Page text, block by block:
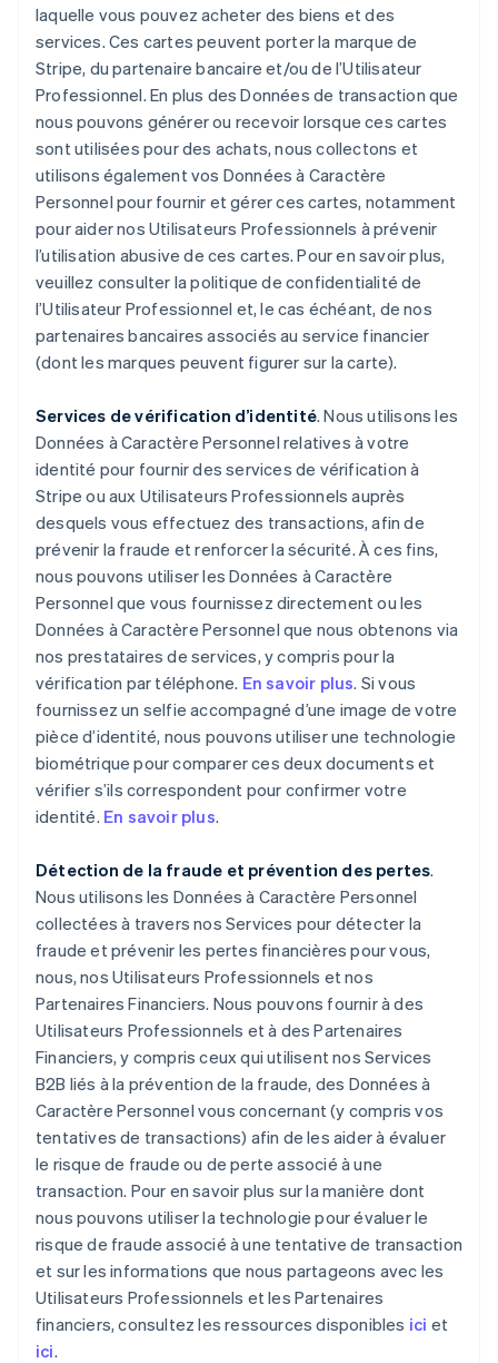
laquelle vous pouvez acheter des biens et des
services. Ces cartes peuvent porter la marque de
Stripe, du partenaire bancaire et/ou de l’Utilisateur
Professionnel. En plus des Données de transaction que
nous pouvons générer ou recevoir lorsque ces cartes
sont utilisées pour des achats, nous collectons et
utilisons également vos Données à Caractère
Personnel pour fournir et gérer ces cartes, notamment
pour aider nos Utilisateurs Professionnels à prévenir
l’utilisation abusive de ces cartes. Pour en savoir plus,
veuillez consulter la politique de confidentialité de
l’Utilisateur Professionnel et, le cas échéant, de nos
partenaires bancaires associés au service financier
(dont les marques peuvent figurer sur la carte).
Services de vérification d’identité. Nous utilisons les
Données à Caractère Personnel relatives à votre
identité pour fournir des services de vérification à
Stripe ou aux Utilisateurs Professionnels auprès
desquels vous effectuez des transactions, afin de
prévenir la fraude et renforcer la sécurité. À ces fins,
nous pouvons utiliser les Données à Caractère
Personnel que vous fournissez directement ou les
Données à Caractère Personnel que nous obtenons via
nos prestataires de services, y compris pour la
vérification par téléphone. En savoir plus. Si vous
fournissez un selfie accompagné d’une image de votre
pièce d’identité, nous pouvons utiliser une technologie
biométrique pour comparer ces deux documents et
vérifier s’ils correspondent pour confirmer votre
identité. En savoir plus.
Détection de la fraude et prévention des pertes.
Nous utilisons les Données à Caractère Personnel
collectées à travers nos Services pour détecter la
fraude et prévenir les pertes financières pour vous,
nous, nos Utilisateurs Professionnels et nos
Partenaires Financiers. Nous pouvons fournir à des
Utilisateurs Professionnels et à des Partenaires
Financiers, y compris ceux qui utilisent nos Services
B2B liés à la prévention de la fraude, des Données à
Caractère Personnel vous concernant (y compris vos
tentatives de transactions) afin de les aider à évaluer
le risque de fraude ou de perte associé à une
transaction. Pour en savoir plus sur la manière dont
nous pouvons utiliser la technologie pour évaluer le
risque de fraude associé à une tentative de transaction
et sur les informations que nous partageons avec les
Utilisateurs Professionnels et les Partenaires
financiers, consultez les ressources disponibles ici et
ici.